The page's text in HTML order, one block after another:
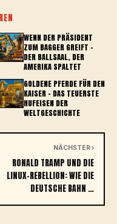
WENN DER PRÄSIDENT
ZUM BAGGER GREIFT –
DER BALLSAAL, DER
AMERIKA SPALTET
GOLDENE PFERDE FÜR DEN
KAISER – DAS TEUERSTE
HUFEISEN DER
WELTGESCHICHTE
NÄCHSTER ›
RONALD TRAMP UND DIE
LINUX-REBELLION: WIE DIE
DEUTSCHE BAHN …